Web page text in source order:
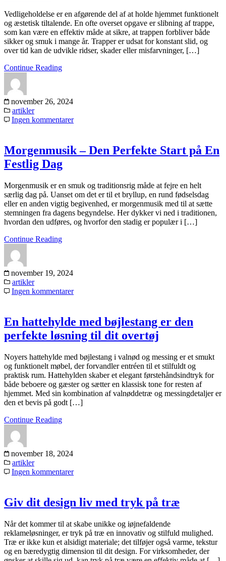
Vedligeholdelse er en afgørende del af at holde hjemmet funktionelt
og æstetisk tiltalende. En ofte overset opgave er slibning af trappe,
som kan være en effektiv måde at sikre, at trappen forbliver både
sikker og smuk i mange år. Trapper er udsat for konstant slid, og
over tid kan de udvikle ridser, skader eller misfarvninger, […]
Continue Reading
november 26, 2024
artikler
Ingen kommentarer
Morgenmusik – Den Perfekte Start på En
Festlig Dag
Morgenmusik er en smuk og traditionsrig måde at fejre en helt
særlig dag på. Uanset om det er til et bryllup, en rund fødselsdag
eller en anden vigtig begivenhed, er morgenmusik med til at sætte
stemningen fra dagens begyndelse. Her dykker vi ned i traditionen,
hvordan den udføres, og hvorfor den stadig er populær i […]
Continue Reading
november 19, 2024
artikler
Ingen kommentarer
En hattehylde med bøjlestang er den
perfekte løsning til dit overtøj
Noyers hattehylde med bøjlestang i valnød og messing er et smukt
og funktionelt møbel, der forvandler entréen til et stilfuldt og
praktisk rum. Hattehylden skaber et elegant førstehåndsindtryk for
både beboere og gæster og sætter en klassisk tone for resten af
hjemmet. Med sin kombination af valnøddetræ og messingdetaljer er
den et bevis på godt […]
Continue Reading
november 18, 2024
artikler
Ingen kommentarer
Giv dit design liv med tryk på træ
Når det kommer til at skabe unikke og iøjnefaldende
reklameløsninger, er tryk på træ en innovativ og stilfuld mulighed.
Træ er ikke kun et alsidigt materiale; det tilføjer også varme, tekstur
og en bæredygtig dimension til dit design. For virksomheder, der